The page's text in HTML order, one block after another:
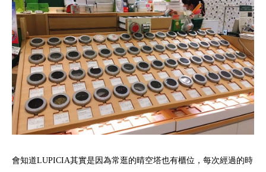
會知道LUPICIA其實是因為常逛的晴空塔也有櫃位，每次經過的時